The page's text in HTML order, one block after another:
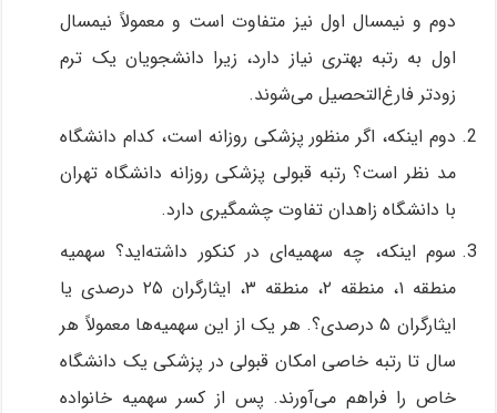
دوم و نیمسال اول نیز متفاوت است و معمولاً نیمسال
اول به رتبه بهتری نیاز دارد، زیرا دانشجویان یک ترم
زودتر فارغ‌التحصیل می‌شوند.
دوم اینکه، اگر منظور پزشکی روزانه است، کدام دانشگاه
مد نظر است؟ رتبه قبولی پزشکی روزانه دانشگاه تهران
با دانشگاه زاهدان تفاوت چشمگیری دارد.
سوم اینکه، چه سهمیه‌ای در کنکور داشته‌اید؟ سهمیه
منطقه ۱، منطقه ۲، منطقه ۳، ایثارگران ۲۵ درصدی یا
ایثارگران ۵ درصدی؟. هر یک از این سهمیه‌ها معمولاً هر
سال تا رتبه خاصی امکان قبولی در پزشکی یک دانشگاه
خاص را فراهم می‌آورند. پس از کسر سهمیه خانواده